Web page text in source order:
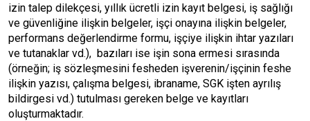
izin talep dilekçesi, yıllık ücretli izin kayıt belgesi, iş sağlığı
ve güvenliğine ilişkin belgeler, işçi onayına ilişkin belgeler,
performans değerlendirme formu, işçiye ilişkin ihtar yazıları
ve tutanaklar vd.), bazıları ise işin sona ermesi sırasında
(örneğin; iş sözleşmesini fesheden işverenin/işçinin feshe
ilişkin yazısı, çalışma belgesi, ibraname, SGK işten ayrılış
bildirgesi vd.) tutulması gereken belge ve kayıtları
oluşturmaktadır.